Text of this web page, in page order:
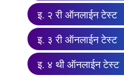
इ. २ री ऑनलाईन टेस्ट
इ. ३ री ऑनलाईन टेस्ट
इ. ४ थी ऑनलाईन टेस्ट